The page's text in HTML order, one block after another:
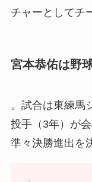
チャーとしてチ
宮本恭佑は野
。試合は東練馬
投手（3年）が
準々決勝進出を